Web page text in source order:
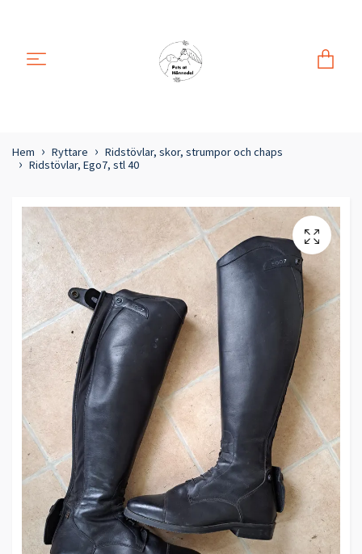
Hem Ryttare
Ridstövlar, skor, strumpor och chaps
Ridstövlar, Ego7, stl 40